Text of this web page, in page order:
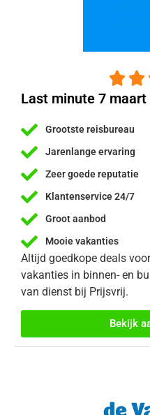
 
Last minute 7
Grootste reisbureau
Jarenlange ervaring
Zeer goede reputatie
Klantenservice 24/7
Groot aanbod
Mooie vakanties
Altijd goedkope deals
vakanties in binnen- en
van dienst bij Prijsvrij.
Bekijk